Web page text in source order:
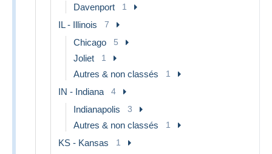
Davenport 1
IL - Illinois 7
Chicago 5
Joliet 1
Autres & non classés 1
IN - Indiana 4
Indianapolis 3
Autres & non classés 1
KS - Kansas 1